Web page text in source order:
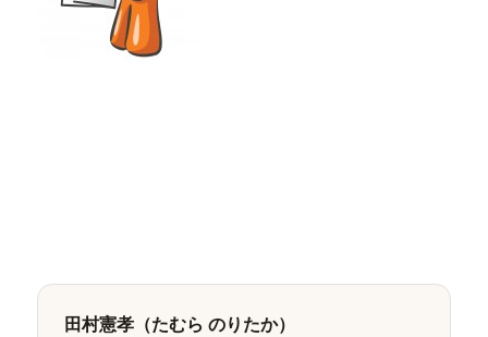
田村憲孝（たむら のりたか）